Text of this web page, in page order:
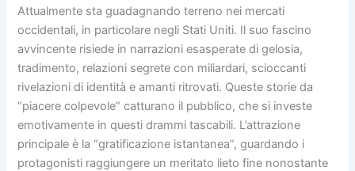
Attualmente sta guadagnando terreno nei mercati
occidentali, in particolare negli Stati Uniti. Il suo fascino
avvincente risiede in narrazioni esasperate di gelosia,
tradimento, relazioni segrete con miliardari, scioccanti
rivelazioni di identità e amanti ritrovati. Queste storie da
“piacere colpevole” catturano il pubblico, che si investe
emotivamente in questi drammi tascabili. L’attrazione
principale è la “gratificazione istantanea”, guardando i
protagonisti raggiungere un meritato lieto fine nonostante